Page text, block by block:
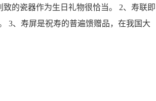
的瓷器作为生日礼物很恰当。 2、寿联即
3、寿屏是祝寿的普遍馈赠品，在我国大